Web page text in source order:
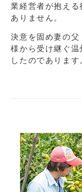
業経営者が抱え
ありません。
決意を固め妻の父
様から受け継ぐ温
したのであります